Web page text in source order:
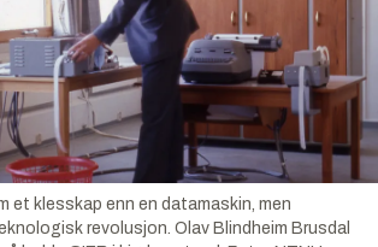
et klesskap enn en datamaskin, men
revolusjon. Olav Blindheim Brusdal